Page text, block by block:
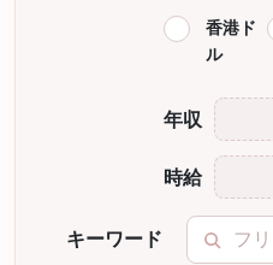
香港ド
ル
年収
時給
キーワード